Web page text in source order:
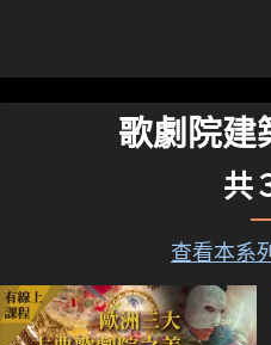
歌劇院建
共
查看本系